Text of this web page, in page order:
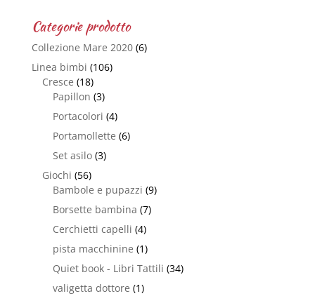
Categorie prodotto
Collezione Mare 2020 (6)
Linea bimbi (106)
Cresce (18)
Papillon (3)
Portacolori (4)
Portamollette (6)
Set asilo (3)
Giochi (56)
Bambole e pupazzi (9)
Borsette bambina (7)
Cerchietti capelli (4)
pista macchinine (1)
Quiet book - Libri Tattili (34)
valigetta dottore (1)